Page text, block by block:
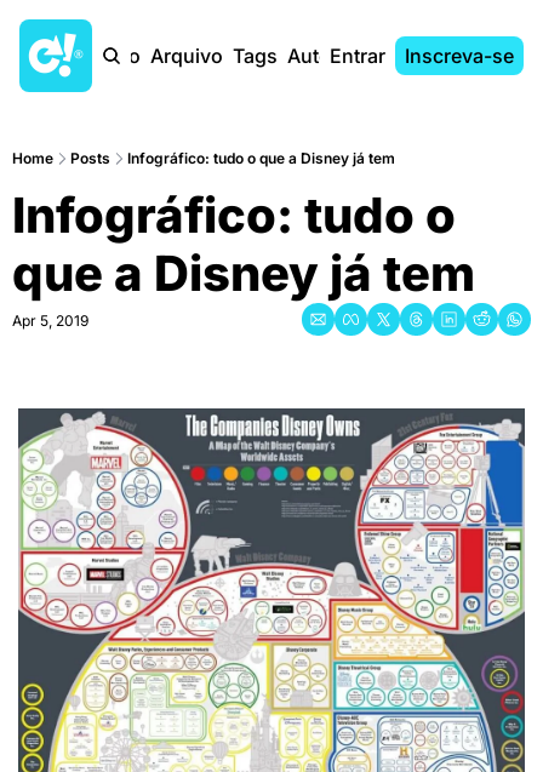
Início Arquivo Tags AutoresEntrar Inscreva-se
Home Posts Infográfico: tudo o que a Disney já tem
Infográfico: tudo o
que a Disney já tem
Apr 5, 2019